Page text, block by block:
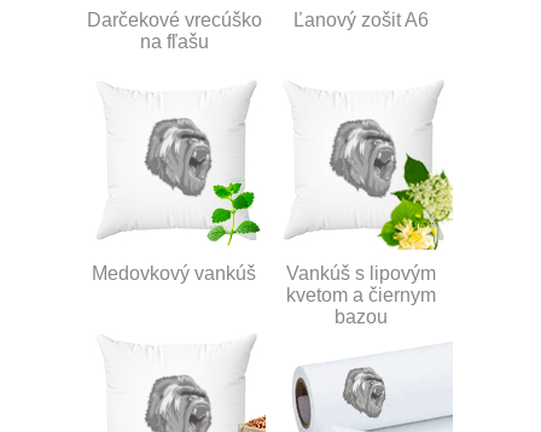
Darčekové vrecúško
na fľašu
Ľanový zošit A6
Medovkový vankúš
Vankúš s lipovým
kvetom a čiernym
bazou